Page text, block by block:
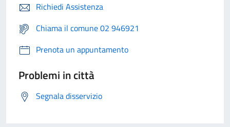
Richiedi Assistenza
Chiama il comune 02 946921
Prenota un appuntamento
Problemi in città
Segnala disservizio